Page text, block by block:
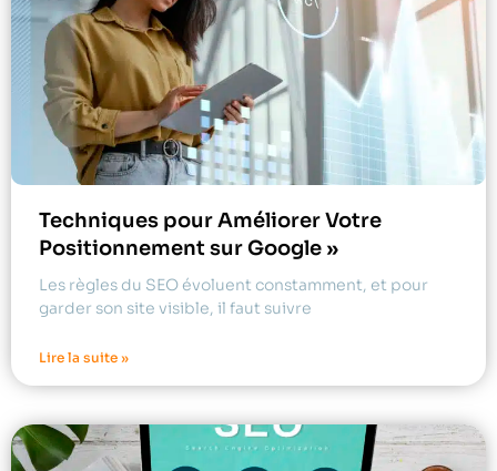
Techniques pour Améliorer Votre
Positionnement sur Google »
Les règles du SEO évoluent constamment, et pour
garder son site visible, il faut suivre
Lire la suite »